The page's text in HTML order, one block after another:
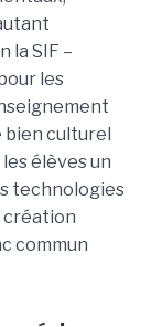
la SIF –
les
bien culturel
élèves un
technologies
création
commun